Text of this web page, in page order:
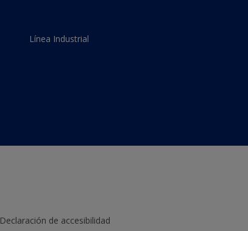
Línea Industrial
Declaración de accesibilidad